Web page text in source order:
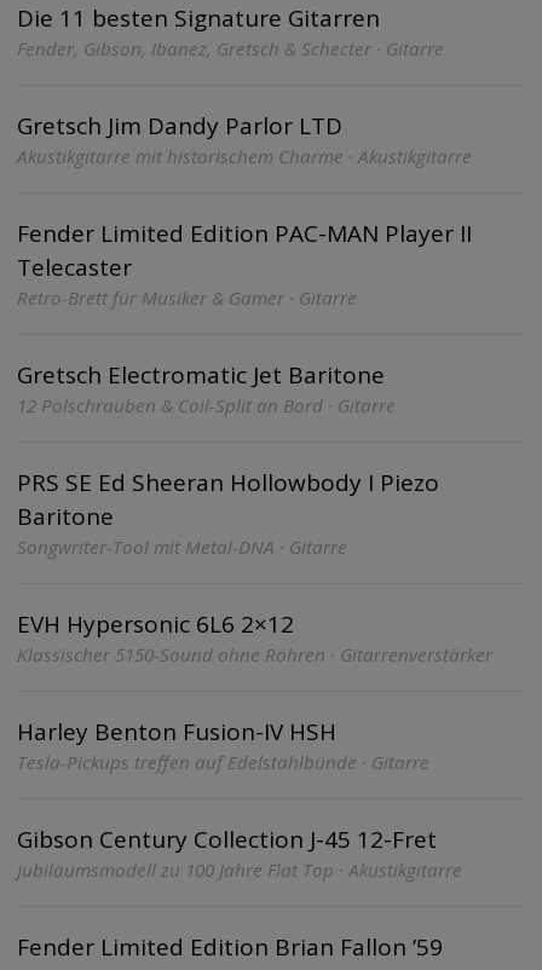
Die 11 besten Signature Gitarren
Fender, Gibson, Ibanez, Gretsch & Schecter · Gitarre
Gretsch Jim Dandy Parlor LTD
Akustikgitarre mit historischem Charme · Akustikgitarre
Fender Limited Edition PAC-MAN Player II
Telecaster
Retro-Brett für Musiker & Gamer · Gitarre
Gretsch Electromatic Jet Baritone
12 Polschrauben & Coil-Split an Bord · Gitarre
PRS SE Ed Sheeran Hollowbody I Piezo
Baritone
Songwriter-Tool mit Metal-DNA · Gitarre
EVH Hypersonic 6L6 2×12
Klassischer 5150-Sound ohne Röhren · Gitarrenverstärker
Harley Benton Fusion-IV HSH
Tesla-Pickups treffen auf Edelstahlbünde · Gitarre
Gibson Century Collection J-45 12-Fret
Jubiläumsmodell zu 100 Jahre Flat Top · Akustikgitarre
Fender Limited Edition Brian Fallon ’59